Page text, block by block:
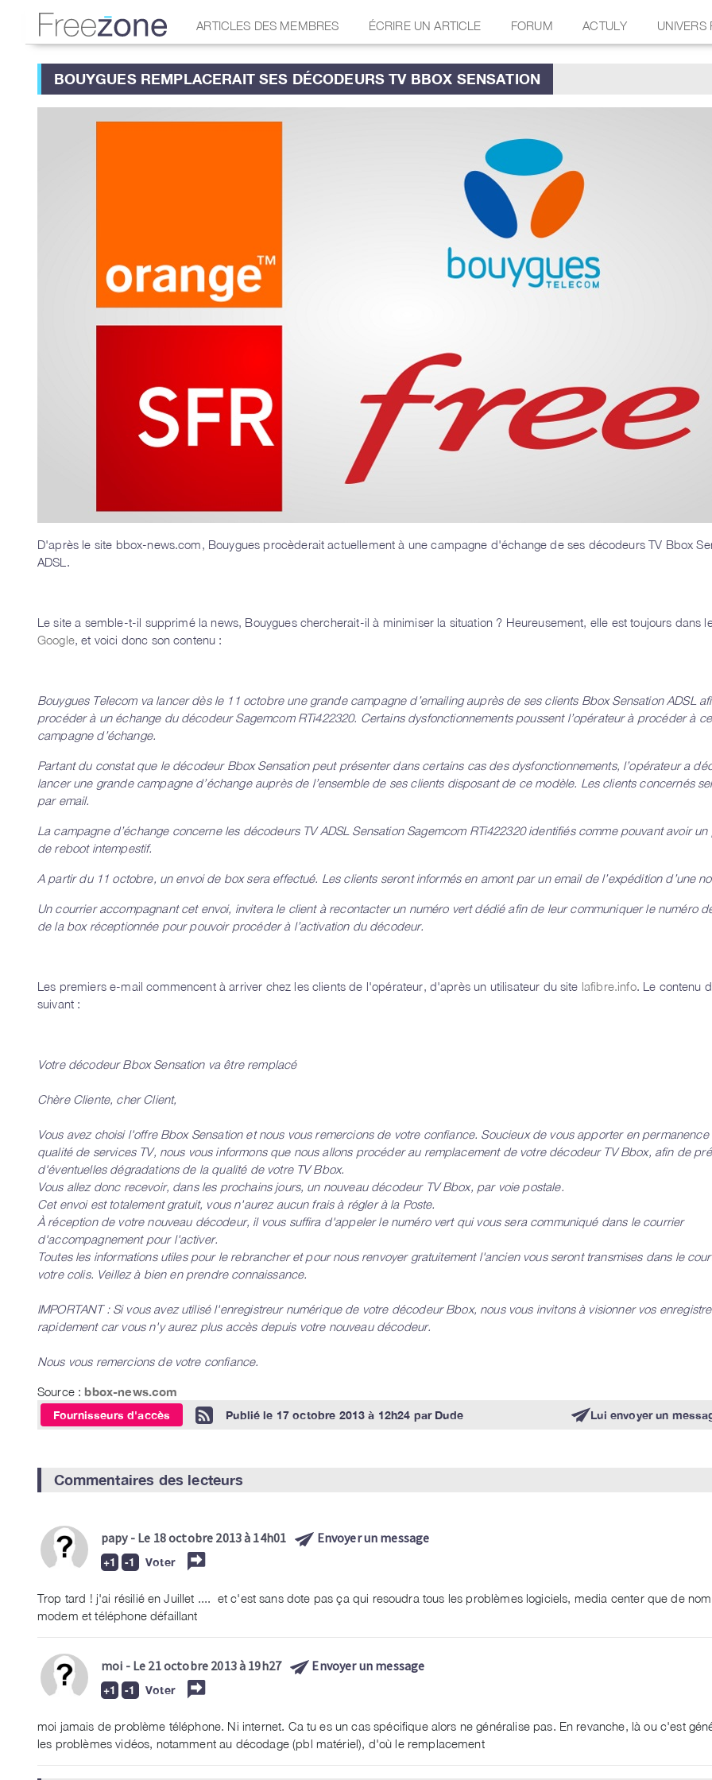
ARTICLES DES MEMBRES ÉCRIRE UN ARTICLE FORUM ACTULY UNIVERS
BOUYGUES REMPLACERAIT SES DÉCODEURS TV BBOX SENSATION
D'après le site bbox-news.com, Bouygues procèderait actuellement à une campagne d'échange de ses décodeurs TV Bbox
ADSL.
Le site a semble-t-il supprimé la news, Bouygues chercherait-il à minimiser la situation ? Heureusement, elle est toujours dans
Google, et voici donc son contenu :
Bouygues Telecom va lancer dès le 11 octobre une grande campagne d’emailing auprès de ses clients Bbox Sensation ADSL
procéder à un échange du décodeur Sagemcom RTi422320. Certains dysfonctionnements poussent l’opérateur à procéder à
campagne d’échange.
Partant du constat que le décodeur Bbox Sensation peut présenter dans certains cas des dysfonctionnements, l’opérateur a
lancer une grande campagne d’échange auprès de l’ensemble de ses clients disposant de ce modèle. Les clients concernés
par email.
La campagne d’échange concerne les décodeurs TV ADSL Sensation Sagemcom RTi422320 identifiés comme pouvant avoir
de reboot intempestif.
A partir du 11 octobre, un envoi de box sera effectué. Les clients seront informés en amont par un email de l’expédition d’une
Un courrier accompagnant cet envoi, invitera le client à recontacter un numéro vert dédié afin de leur communiquer le numéro
de la box réceptionnée pour pouvoir procéder à l’activation du décodeur.
Les premiers e-mail commencent à arriver chez les clients de l'opérateur, d'après un utilisateur du site lafibre.info. Le contenu
suivant :
Votre décodeur Bbox Sensation va être remplacé
Chère Cliente, cher Client,
Vous avez choisi l'offre Bbox Sensation et nous vous remercions de votre confiance. Soucieux de vous apporter en permanence
qualité de services TV, nous vous informons que nous allons procéder au remplacement de votre décodeur TV Bbox, afin de
d'éventuelles dégradations de la qualité de votre TV Bbox.
Vous allez donc recevoir, dans les prochains jours, un nouveau décodeur TV Bbox, par voie postale.
Cet envoi est totalement gratuit, vous n'aurez aucun frais à régler à la Poste.
À réception de votre nouveau décodeur, il vous suffira d'appeler le numéro vert qui vous sera communiqué dans le courrier
d'accompagnement pour l'activer.
Toutes les informations utiles pour le rebrancher et pour nous renvoyer gratuitement l'ancien vous seront transmises dans le
votre colis. Veillez à bien en prendre connaissance.
IMPORTANT : Si vous avez utilisé l'enregistreur numérique de votre décodeur Bbox, nous vous invitons à visionner vos
rapidement car vous n'y aurez plus accès depuis votre nouveau décodeur.
Nous vous remercions de votre confiance.
Source :bbox-news.com
Fournisseurs d'accès Publié le 17 octobre 2013 à 12h24 par Dude Lui envoyer un
Commentaires des lecteurs
papy- Le 18 octobre 2013 à 14h01 Envoyer un message
Voter
Trop tard ! j'ai résilié en Juillet .... et c'est sans dote pas ça qui resoudra tous les problèmes logiciels, media center que de
modem et téléphone défaillant
moi - Le 21 octobre 2013 à 19h27 Envoyer un message
Voter
moi jamais de problème téléphone. Ni internet. Ca tu es un cas spécifique alors ne généralise pas. En revanche, là ou c'est
les problèmes vidéos, notamment au décodage (pbl matériel), d'où le remplacement